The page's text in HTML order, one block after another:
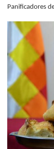
Panificadores